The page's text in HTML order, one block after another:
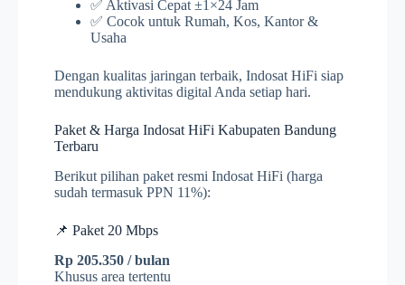
✅ Aktivasi Cepat ±1×24 Jam
✅ Cocok untuk Rumah, Kos, Kantor &
Usaha
Dengan kualitas jaringan terbaik, Indosat HiFi siap
mendukung aktivitas digital Anda setiap hari.
Paket & Harga Indosat HiFi Kabupaten Bandung
Terbaru
Berikut pilihan paket resmi Indosat HiFi (harga
sudah termasuk PPN 11%):
📌 Paket 20 Mbps
Rp 205.350 / bulan
Khusus area tertentu